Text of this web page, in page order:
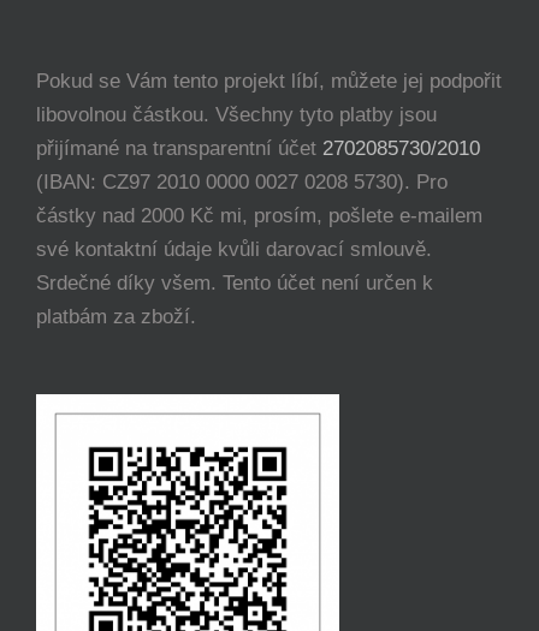
Pokud se Vám tento projekt líbí, můžete jej podpořit
libovolnou částkou. Všechny tyto platby jsou
přijímané na transparentní účet 2702085730/2010
(IBAN: CZ97 2010 0000 0027 0208 5730). Pro
částky nad 2000 Kč mi, prosím, pošlete e-mailem
své kontaktní údaje kvůli darovací smlouvě.
Srdečné díky všem. Tento účet není určen k
platbám za zboží.